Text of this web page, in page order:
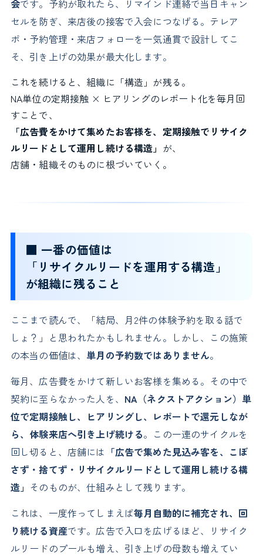
会です。予約が取れたら、リマインド連絡で当日キャン
セルを防ぎ、来店後の接客で入会につなげる。テレア
ポ・予約管理・来店フォローを一気通貫で設計してこ
そ、引き上げの効果が最大化します。
これを続けると、組織に「構造」が残る。
NA単位の定期接触 × ヒアリングのレポート化を毎月回
すことで、
「広告費をかけて集めたお客様を、定期接触でリサイク
ルリードとして運用し続ける構造」 が、
店舗・組織そのものに根づいていく。
■ 一番の価値は
「リサイクルリードを運用する構造」
が組織に残ること
ここまで読んで、「結局、月2件の体験予約を取る話で
しょ？」と思われたかもしれません。しかし、この施策
の本当の価値は、 単月の予約数ではありません。
毎月、広告費をかけて新しいお客様を集める。その中で
契約に至らなかった人を、 NA（ネクストアクション）単
位で定期接触し、ヒアリングし、レポートで還元しなが
ら、体験来店へ引き上げ続ける。この一連のサイクルを
回し切ると、店舗には 「広告で集めた見込み客を、こぼ
さず・捨てず・リサイクルリードとして運用し続ける構
造」 そのものが、仕組みとして残ります。
これは、一度作ってしまえば毎月自動的に補充され、回
り続ける資産です。広告で入口を広げるほど、リサイク
ルリードのプールも増え、引き上げの母数も増えてい